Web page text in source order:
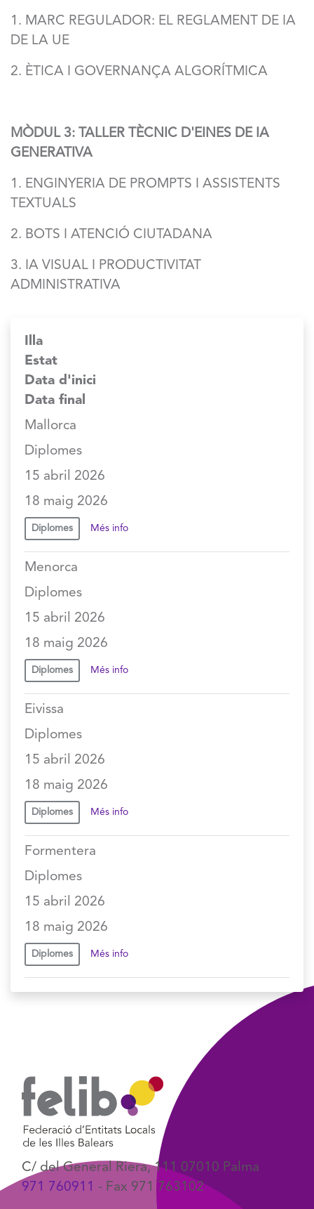
1. MARC REGULADOR: EL REGLAMENT DE IA
DE LA UE
2. ÈTICA I GOVERNANÇA ALGORÍTMICA
MÒDUL 3: TALLER TÈCNIC D'EINES DE IA
GENERATIVA
1. ENGINYERIA DE PROMPTS I ASSISTENTS
TEXTUALS
2. BOTS I ATENCIÓ CIUTADANA
3. IA VISUAL I PRODUCTIVITAT
ADMINISTRATIVA
Illa
Estat
Data d'inici
Data final
Mallorca
Diplomes
15 abril 2026
18 maig 2026
Diplomes Més info
Menorca
Diplomes
15 abril 2026
18 maig 2026
Diplomes Més info
Eivissa
Diplomes
15 abril 2026
18 maig 2026
Diplomes Més info
Formentera
Diplomes
15 abril 2026
18 maig 2026
Diplomes Més info
C/ del General Riera, 111 07010 Palma
971 760911 - Fax 971 763102